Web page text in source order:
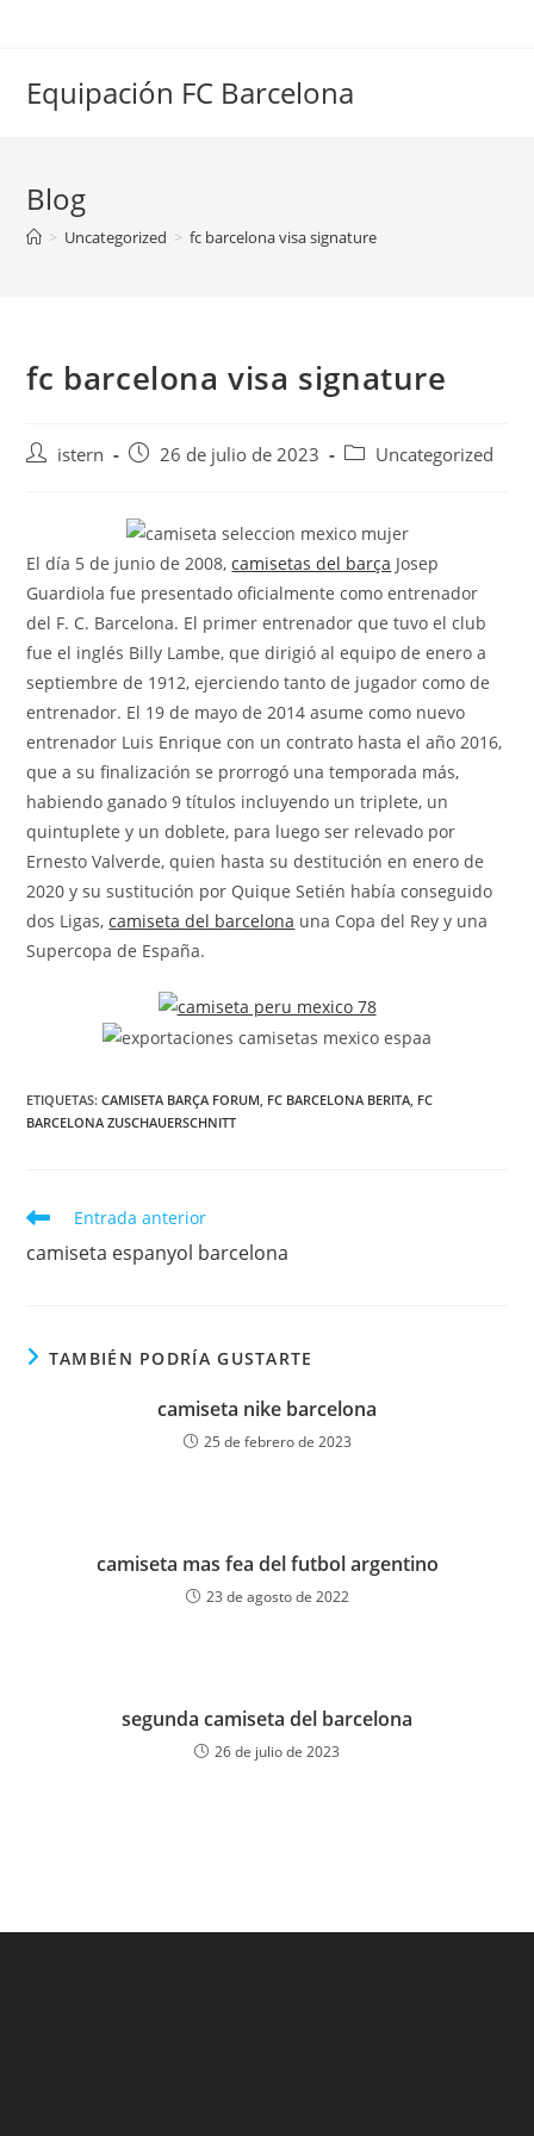
Equipación FC Barcelona
Blog
> Uncategorized > fc barcelona visa signature
fc barcelona visa signature
Autoristern
Publicación
entrada:
26 de julio de 2023
Categoría
entrada:
Uncategorized
El día 5 de junio de 2008,camisetas del barça Josep
Guardiola fue presentado oficialmente como entrenador
del F. C. Barcelona. El primer entrenador que tuvo el club
fue el inglés Billy Lambe, que dirigió al equipo de enero a
septiembre de 1912, ejerciendo tanto de jugador como de
entrenador. El 19 de mayo de 2014 asume como nuevo
entrenador Luis Enrique con un contrato hasta el año 2016,
que a su finalización se prorrogó una temporada más,
habiendo ganado 9 títulos incluyendo un triplete, un
quintuplete y un doblete, para luego ser relevado por
Ernesto Valverde, quien hasta su destitución en enero de
2020 y su sustitución por Quique Setién había conseguido
dos Ligas,camiseta del barcelona una Copa del Rey y una
Supercopa de España.
ETIQUETAS:CAMISETA BARÇA FORUM, FC BARCELONA BERITA, FC
BARCELONA ZUSCHAUERSCHNITT
Leer
artículos
Entrada anterior
camiseta espanyol barcelona
TAMBIÉN PODRÍA GUSTARTE
camiseta nike barcelona
25 de febrero de 2023
camiseta mas fea del futbol argentino
23 de agosto de 2022
segunda camiseta del barcelona
26 de julio de 2023